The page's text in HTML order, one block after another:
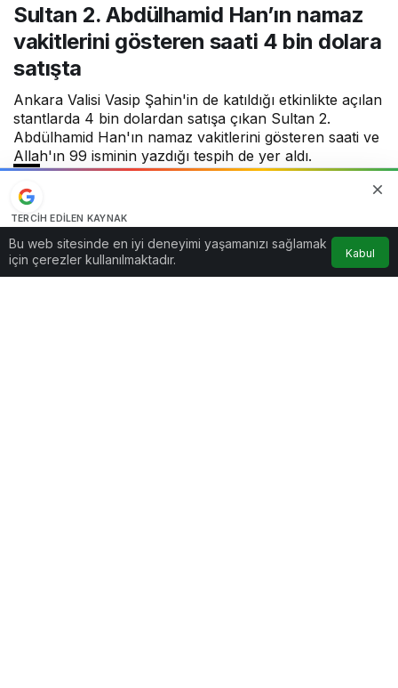
gösteren saati 4 bin dolara
satışta
Sultan 2. Abdülhamid Han’ın namaz
vakitlerini gösteren saati 4 bin dolara
satışta
Ankara Valisi Vasip Şahin'in de katıldığı etkinlikte açılan
stantlarda 4 bin dolardan satışa çıkan Sultan 2.
Abdülhamid Han'ın namaz vakitlerini gösteren saati ve
Allah'ın 99 isminin yazdığı tespih de yer aldı.
31 Temmuz 2025, 19:32yayınlandı
2dk, 14sn 7
Bu web sitesinde en iyi deneyimi yaşamanızı sağlamak
için çerezler kullanılmaktadır.
Kabul
TERCIH EDILEN KAYNAK
Kaynağı Ekle